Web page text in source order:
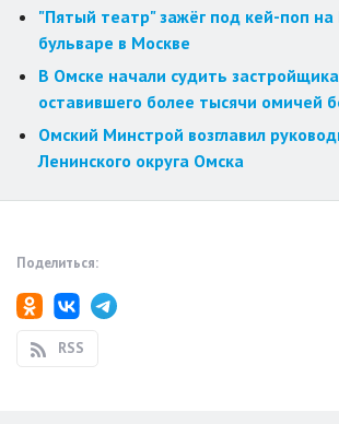
"Пятый театр" зажёг под кей-поп на
бульваре в Москве
В Омске начали судить
оставившего более тысячи омичей
Омский Минстрой возглавил
Ленинского округа Омска
Поделиться:
RSS